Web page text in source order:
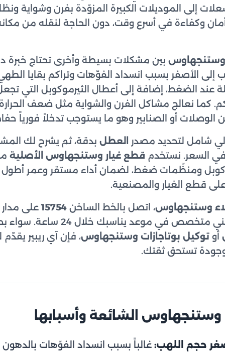
إلى الموديلات الكبيرة المزوّدة بفرن وشواية
وكفاءة في أسرع وقت، دون الحاجة لنقله من مكانه
وستنجهاوس بين مشكلات بسيطة وأخرى تحتاج خبرة
إلى الأصفر بسبب انسداد الفوّهات وتراكم بقايا
عند الضغط، إضافة إلى أعطال الثيرموكوبل التي
كما نعالج مشاكل الفرن والشواية مثل ضعف
الوصلات أو الصنابير وهو ما يستوجب تدخلاً فورياً
شامل لتحديد مصدر العطل بدقة، ثم يشرح لك
في السعر. نستخدم قطع غيار وستنجهاوس الأصلية
ومنظّمات ضغط، لضمان أداء مستقر وعمر أطول
قطع الغيار والمصنعية.
وستنجهاوس، اتصل بالخط الساخن 15754على مدار
في موعد يناسبك خلال 24 ساعة. سواء بحثت عن
أو توكيل بوتاجازات وستنجهاوس، فإن آي ريبير
تستحق ثقتك.
وستنجهاوس الشائعة وأسبابها
حجم اللهب: غالباً بسبب انسداد الفوّهات بالدهون